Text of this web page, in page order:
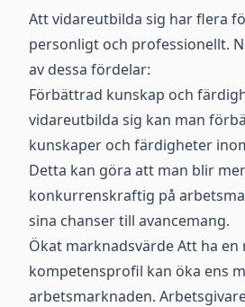
Att vidareutbilda sig har flera
personligt och professionellt.
av dessa fördelar:
Förbättrad kunskap och
vidareutbilda sig kan man
kunskaper och färdigheter
Detta kan göra att man blir mer
konkurrenskraftig på
sina chanser till avancemang.
Ökat marknadsvärde Att ha en
kompetensprofil kan öka ens
arbetsmarknaden.